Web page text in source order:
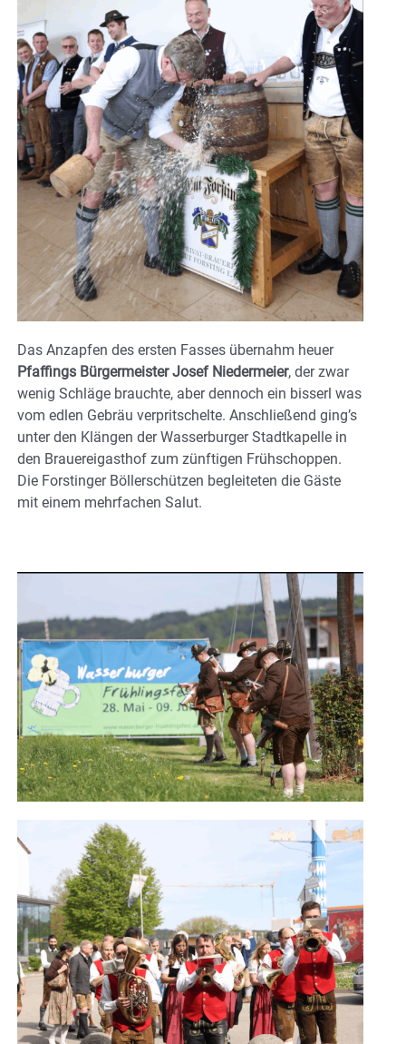
Das Anzapfen des ersten Fasses übernahm heuer
Pfaffings Bürgermeister Josef Niedermeier, der zwar
wenig Schläge brauchte, aber dennoch ein bisserl was
vom edlen Gebräu verpritschelte. Anschließend ging’s
unter den Klängen der Wasserburger Stadtkapelle in
den Brauereigasthof zum zünftigen Frühschoppen.
Die Forstinger Böllerschützen begleiteten die Gäste
mit einem mehrfachen Salut.